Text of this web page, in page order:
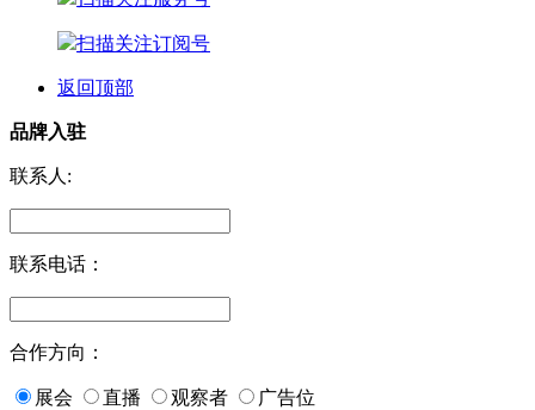
扫描关注订阅号
返回顶部
品牌入驻
联系人:
联系电话：
合作方向：
展会 直播 观察者 广告位